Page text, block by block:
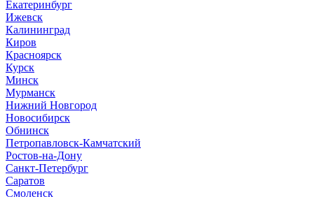
Екатеринбург
Ижевск
Калининград
Киров
Красноярск
Курск
Минск
Мурманск
Нижний Новгород
Новосибирск
Обнинск
Петропавловск-Камчатский
Ростов-на-Дону
Санкт-Петербург
Саратов
Смоленск